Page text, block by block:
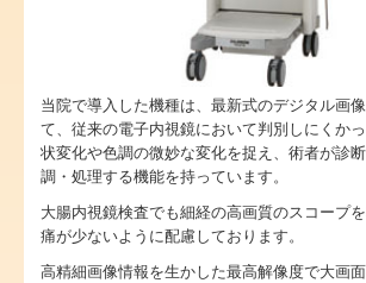
当院で導入した機種は、最新式のデジタル画
て、従来の電子内視鏡において判別しにくか
状変化や色調の微妙な変化を捉え、術者が診
調・処理する機能を持っています。
大腸内視鏡検査でも細経の高画質のスコープ
痛が少ないように配慮しております。
高精細画像情報を生かした最高解像度で大画